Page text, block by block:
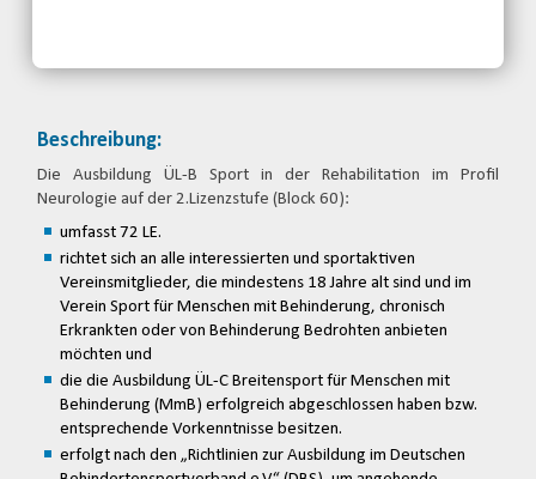
Beschreibung:
Die Ausbildung ÜL-B Sport in der Rehabilitation im Profil
Neurologie auf der 2.Lizenzstufe (Block 60):
umfasst 72 LE.
richtet sich an alle interessierten und sportaktiven
Vereinsmitglieder, die mindestens 18 Jahre alt sind und im
Verein Sport für Menschen mit Behinderung, chronisch
Erkrankten oder von Behinderung Bedrohten anbieten
möchten und
die die Ausbildung ÜL-C Breitensport für Menschen mit
Behinderung (MmB) erfolgreich abgeschlossen haben bzw.
entsprechende Vorkenntnisse besitzen.
erfolgt nach den „Richtlinien zur Ausbildung im Deutschen